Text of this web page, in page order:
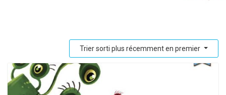
Trier sorti plus récemment en premier